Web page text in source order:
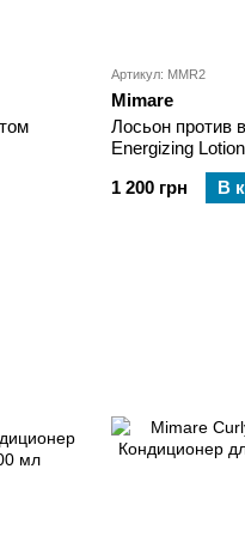
Артикул: MMR2
Mimare
Лосьон против
Energizing
1 200 грн
В